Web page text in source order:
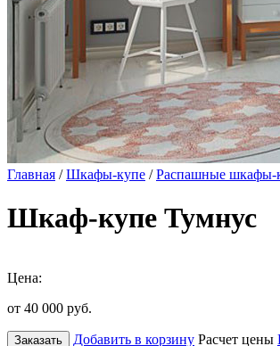
Главная /Шкафы-купе /Распашные шкафы-
Шкаф-купе Тумнус
Цена:
от 40 000 руб.
Заказать Добавить в корзину Расчет цены